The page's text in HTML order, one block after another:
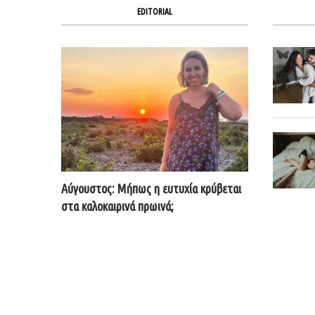
EDITORIAL
Αύγουστος: Μήπως η ευτυχία κρύβεται
στα καλοκαιρινά πρωινά;